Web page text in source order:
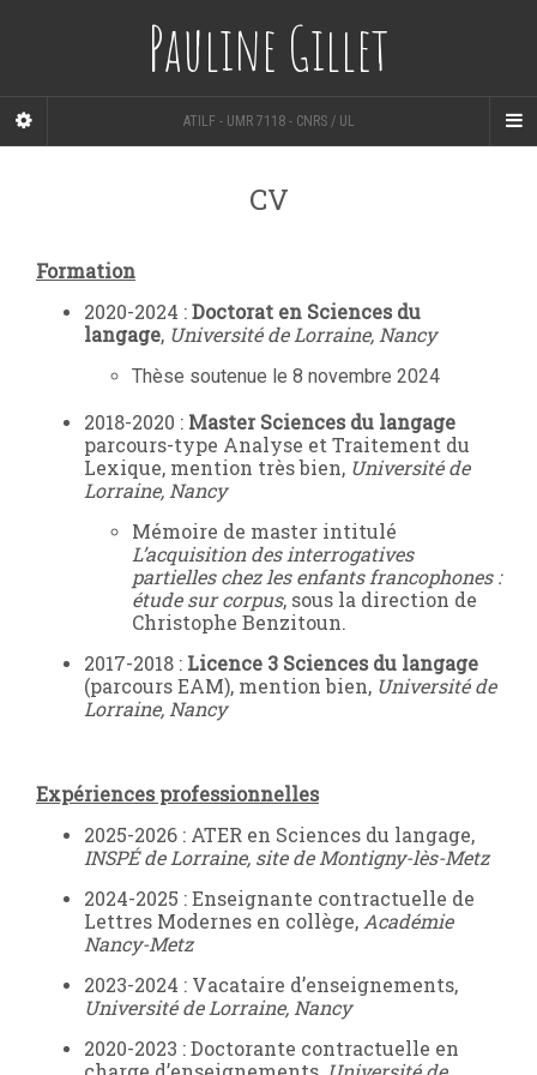
Pauline Gillet
ATILF - UMR 7118 - CNRS / UL
CV
Formation
2020-2024 :Doctorat en Sciences du
langage, Université de Lorraine, Nancy
Thèse soutenue le 8 novembre 2024
2018-2020 : Master Sciences du langage
parcours-type Analyse et Traitement du
Lexique, mention très bien, Universitéde
Lorraine, Nancy
Mémoire de master intitulé
L’acquisition des interrogatives
partielles chez les enfants francophones :
étude sur corpus, sous la direction de
Christophe Benzitoun.
2017-2018 : Licence 3 Sciences du langage
(parcours EAM), mention bien, Université de
Lorraine, Nancy
Expériences professionnelles
2025-2026 : ATER en Sciences du langage,
INSPÉ de Lorraine, site de Montigny-lès-Metz
2024-2025 : Enseignante contractuelle de
Lettres Modernes en collège, Académie
Nancy-Metz
2023-2024 : Vacataire d’enseignements,
Université de Lorraine, Nancy
2020-2023 : Doctorante contractuelle en